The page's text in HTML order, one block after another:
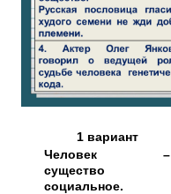
1 вариант
Человек –
существо
социальное.